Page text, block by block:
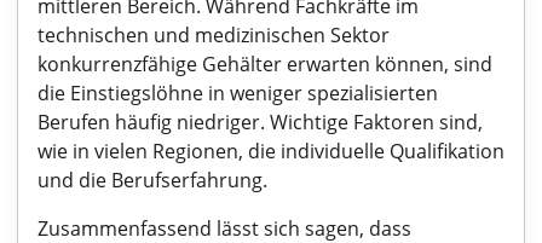
mittleren Bereich. Während Fachkräfte im
technischen und medizinischen Sektor
konkurrenzfähige Gehälter erwarten können, sind
die Einstiegslöhne in weniger spezialisierten
Berufen häufig niedriger. Wichtige Faktoren sind,
wie in vielen Regionen, die individuelle Qualifikation
und die Berufserfahrung.
Zusammenfassend lässt sich sagen, dass